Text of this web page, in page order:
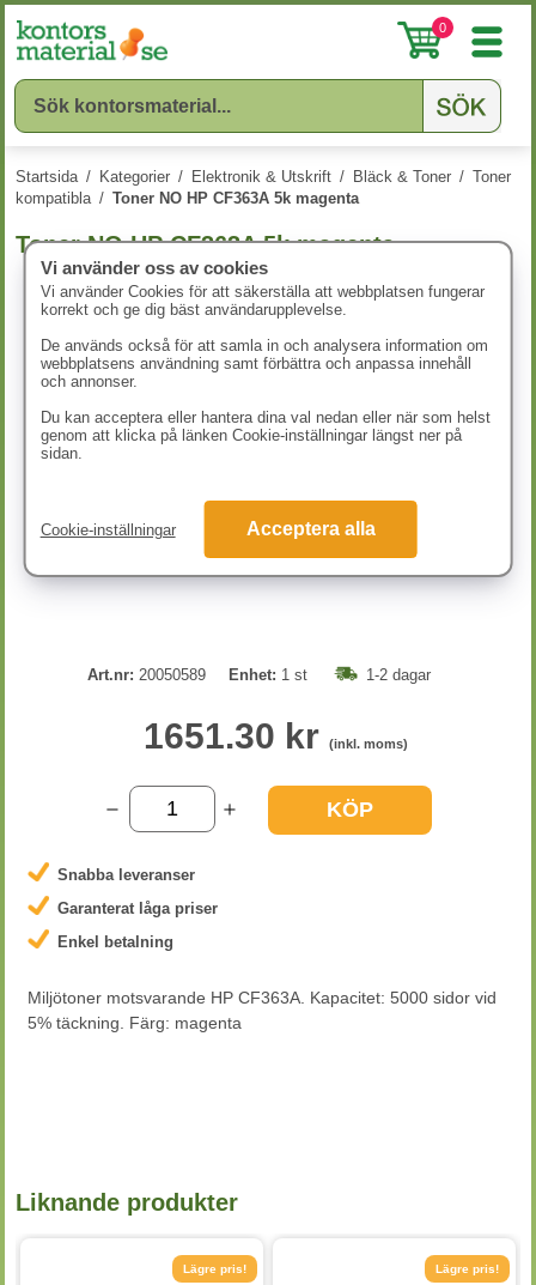
0
Startsida / Kategorier / Elektronik & Utskrift / Bläck & Toner / Toner
kompatibla / Toner NO HP CF363A 5k magenta
Toner NO HP CF363A 5k magenta
Art.nr: 20050589 Enhet: 1 st 1-2 dagar
1651.30 kr (inkl. moms)
KÖP
Snabba leveranser
Garanterat låga priser
Enkel betalning
Miljötoner motsvarande HP CF363A. Kapacitet: 5000 sidor vid
5% täckning. Färg: magenta
Liknande produkter
Lägre pris! Lägre pris!
Vi använder oss av cookies
Vi använder Cookies för att säkerställa att webbplatsen fungerar
korrekt och ge dig bäst användarupplevelse.
De används också för att samla in och analysera information om
webbplatsens användning samt förbättra och anpassa innehåll
och annonser.
Du kan acceptera eller hantera dina val nedan eller när som helst
genom att klicka på länken Cookie-inställningar längst ner på
sidan.
Cookie-inställningar Acceptera alla